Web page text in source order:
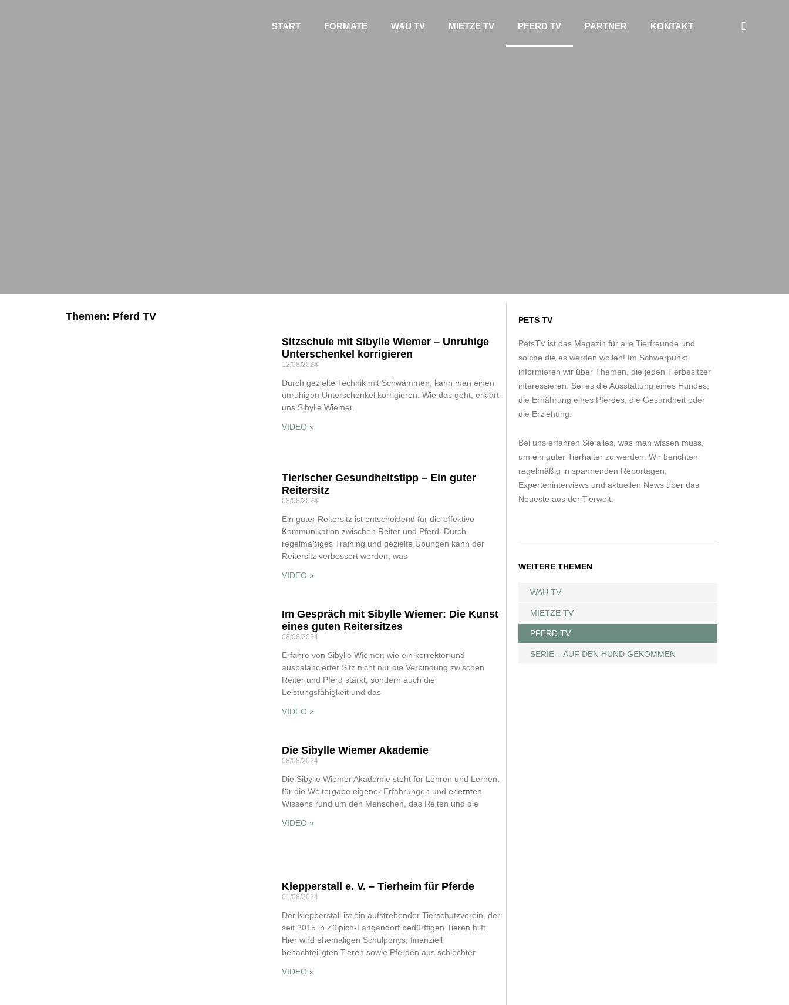
START FORMATE WAU TV MIETZE TV PFERD TV PARTNER KONTAKT
Themen: Pferd TV
Sitzschule mit Sibylle Wiemer – Unruhige
Unterschenkel korrigieren
12/08/2024
Durch gezielte Technik mit Schwämmen, kann man einen
unruhigen Unterschenkel korrigieren. Wie das geht, erklärt
uns Sibylle Wiemer.
VIDEO »
Tierischer Gesundheitstipp – Ein guter
Reitersitz
08/08/2024
Ein guter Reitersitz ist entscheidend für die effektive
Kommunikation zwischen Reiter und Pferd. Durch
regelmäßiges Training und gezielte Übungen kann der
Reitersitz verbessert werden, was
VIDEO »
Im Gespräch mit Sibylle Wiemer: Die Kunst
eines guten Reitersitzes
08/08/2024
Erfahre von Sibylle Wiemer, wie ein korrekter und
ausbalancierter Sitz nicht nur die Verbindung zwischen
Reiter und Pferd stärkt, sondern auch die
Leistungsfähigkeit und das
VIDEO »
Die Sibylle Wiemer Akademie
08/08/2024
Die Sibylle Wiemer Akademie steht für Lehren und Lernen,
für die Weitergabe eigener Erfahrungen und erlernten
Wissens rund um den Menschen, das Reiten und die
VIDEO »
Klepperstall e. V. – Tierheim für Pferde
01/08/2024
Der Klepperstall ist ein aufstrebender Tierschutzverein, der
seit 2015 in Zülpich-Langendorf bedürftigen Tieren hilft.
Hier wird ehemaligen Schulponys, finanziell
benachteiligten Tieren sowie Pferden aus schlechter
VIDEO »
PETS TV
PetsTV ist das Magazin für alle Tierfreunde und
solche die es werden wollen! Im Schwerpunkt
informieren wir über Themen, die jeden Tierbesitzer
interessieren. Sei es die Ausstattung eines Hundes,
die Ernährung eines Pferdes, die Gesundheit oder
die Erziehung.
Bei uns erfahren Sie alles, was man wissen muss,
um ein guter Tierhalter zu werden. Wir berichten
regelmäßig in spannenden Reportagen,
Experteninterviews und aktuellen News über das
Neueste aus der Tierwelt.
WEITERE THEMEN
WAU TV
MIETZE TV
PFERD TV
SERIE – AUF DEN HUND GEKOMMEN